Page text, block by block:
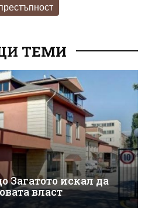
ТЕМИ
Загатото искал да
власт